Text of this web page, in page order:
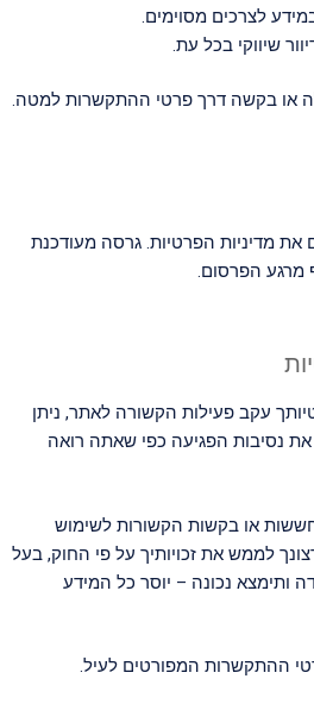
לצרכים מסוימים.
שיווקי בכל עת.
או בקשה דרך פרטי ההתקשרות למטה.
את מדיניות הפרטיות. גרסה מעודכנת
מרגע הפרסום.
עקב פעילות הקשורה לאתר, ניתן
נסיבות הפגיעה כפי שאתה רואה
או בקשות הקשורות לשימוש
לממש את זכויותיך על פי החוק, בעל
ותימצא נכונה – יוסר כל המידע
ההתקשרות המפורטים לעיל.